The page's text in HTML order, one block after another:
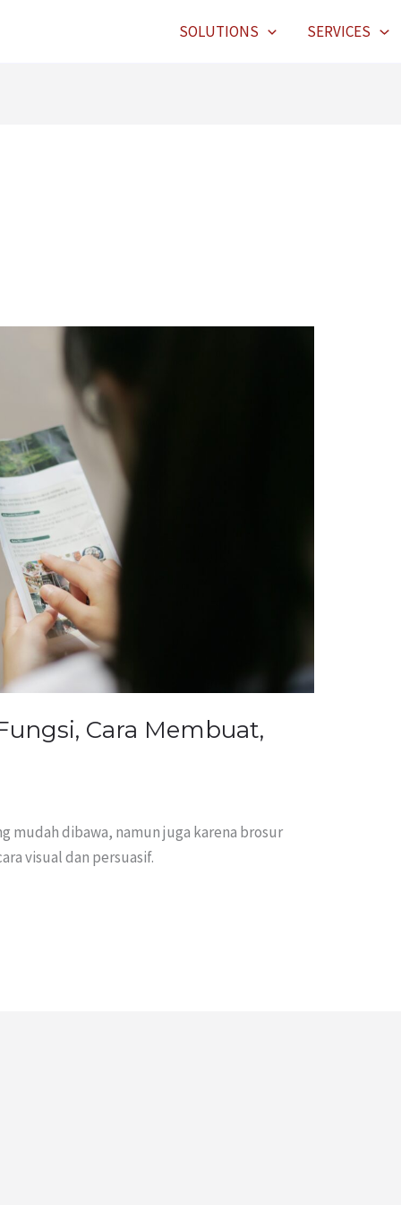
SOLUTIONS SERVICES
Cara Membuat,
mudah dibawa, namun juga karena brosur
visual dan persuasif.